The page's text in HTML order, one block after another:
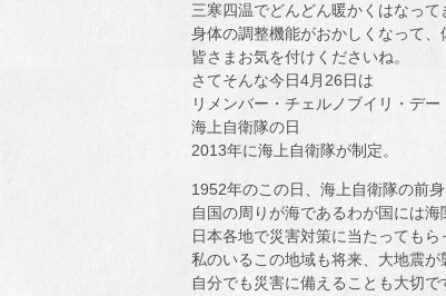
三寒四温でどんどん暖かくはなっ
身体の調整機能がおかしくなって、
皆さまお気を付けくださいね。
さてそんな今日4月26日は
リメンバー・チェルノブイリ・デー
海上自衛隊の日
2013年に海上自衛隊が制定。
1952年のこの日、海上自衛隊の前
自国の周りが海であるわが国には
日本各地で災害対策に当たってもら
私のいるこの地域も将来、大地震が
自分でも災害に備えることも大切